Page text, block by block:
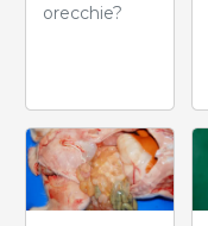
orecchie?